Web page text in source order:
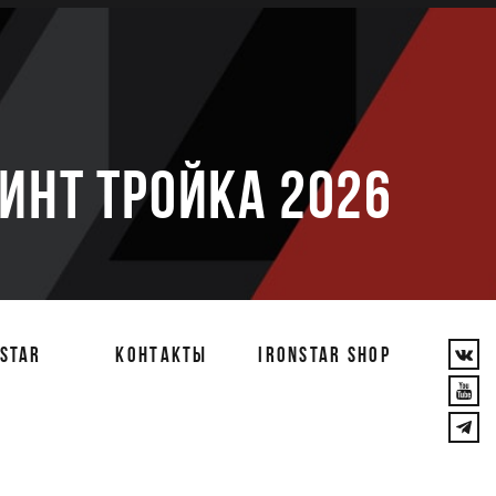
ТРОЙКА 2026
КОНТАКТЫ IRONSTAR SHOP